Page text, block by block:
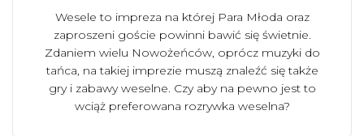
Wesele to impreza na której Para Młoda oraz
zaproszeni goście powinni bawić się świetnie.
Zdaniem wielu Nowożeńców, oprócz muzyki do
tańca, na takiej imprezie muszą znaleźć się także
gry i zabawy weselne. Czy aby na pewno jest to
wciąż preferowana rozrywka weselna?